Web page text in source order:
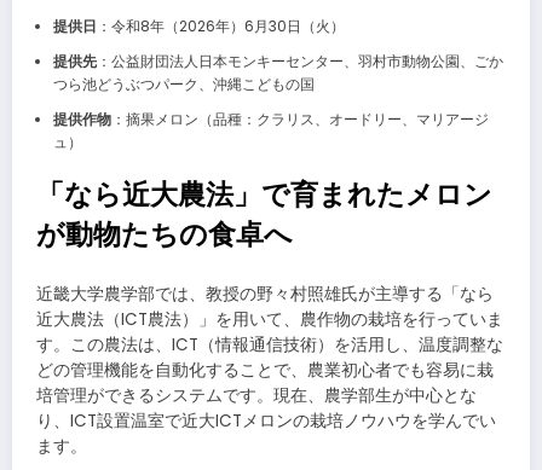
提供日 ：令和8年（2026年）6月30日（火）
提供先：公益財団法人日本モンキーセンター、羽村市動物公園、ごか
つら池どうぶつパーク、沖縄こどもの国
提供作物：摘果メロン（品種：クラリス、オードリー、マリアージ
ュ）
「なら近大農法」で育まれたメロン
が動物たちの食卓へ
近畿大学農学部では、教授の野々村照雄氏が主導する「なら
近大農法（ICT農法）」を用いて、農作物の栽培を行っていま
す。この農法は、ICT（情報通信技術）を活用し、温度調整な
どの管理機能を自動化することで、農業初心者でも容易に栽
培管理ができるシステムです。現在、農学部生が中心とな
り、ICT設置温室で近大ICTメロンの栽培ノウハウを学んでい
ます。